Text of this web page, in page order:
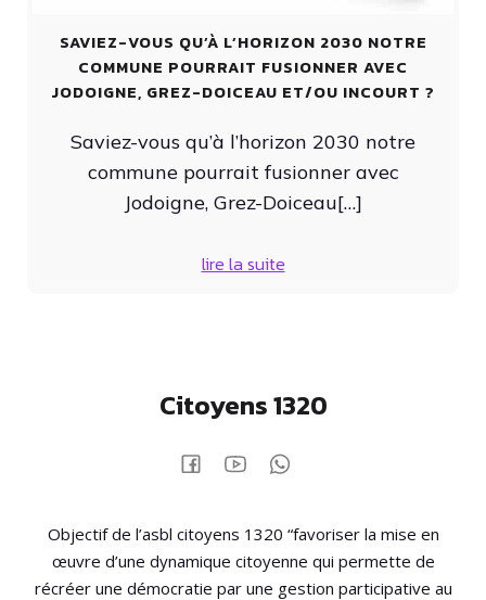
SAVIEZ-VOUS QU’À L’HORIZON 2030 NOTRE
COMMUNE POURRAIT FUSIONNER AVEC
JODOIGNE, GREZ-DOICEAU ET/OU INCOURT ?
Saviez-vous qu’à l’horizon 2030 notre
commune pourrait fusionner avec
Jodoigne, Grez-Doiceau[…]
lire la suite
Citoyens 1320
Objectif de l’asbl citoyens 1320 “favoriser la mise en
œuvre d’une dynamique citoyenne qui permette de
récréer une démocratie par une gestion participative au